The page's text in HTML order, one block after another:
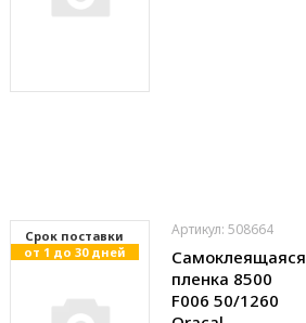
Cрок поставки
от 1 до 30 дней
Артикул: 508664
Самоклеящаяся
пленка 8500
F006 50/1260